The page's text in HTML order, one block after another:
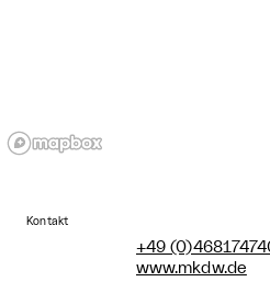
Kontakt
+49
www.mkdw.de